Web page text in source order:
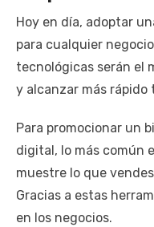
Hoy en día, adoptar
para cualquier
tecnológicas serán el
y alcanzar más rápido
Para promocionar un
digital, lo más común
muestre lo que
Gracias a estas
en los negocios.